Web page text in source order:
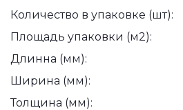
Количество в упаковке (шт):
Площадь упаковки (м2):
Длинна (мм):
Ширина (мм):
Толщина (мм):